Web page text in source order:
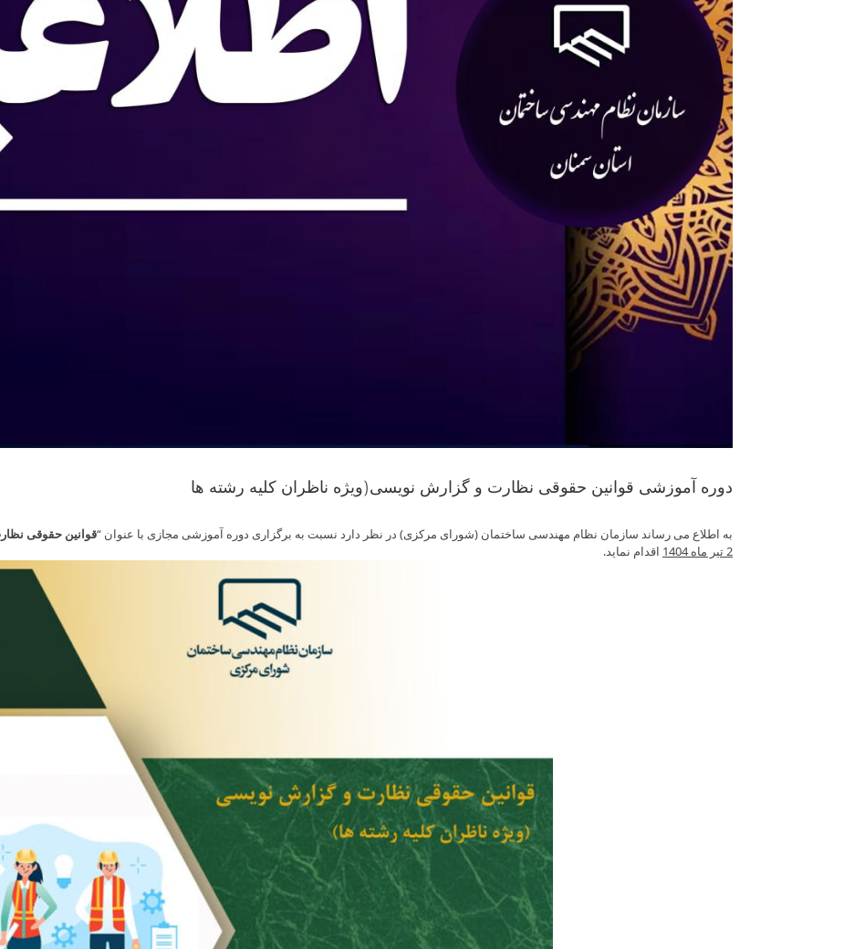
دوره آموزشی قوانین حقوقی نظارت و گزارش نویسی(ویژه ناظران کلیه رشته ها
به اطلاع می رساند سازمان نظام مهندسی ساختمان (شورای مرکزی) در نظر دارد نسبت به برگزاری دوره آموزشی مجازی با عنوان “قوانین حقوقی
2 تیر ماه 1404
اقدام نماید.